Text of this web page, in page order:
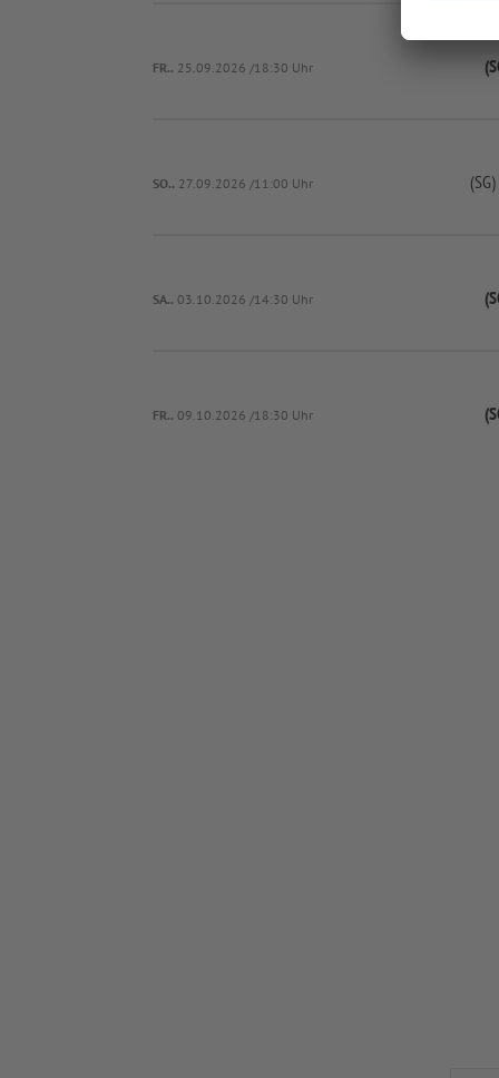
FR.. 25.09.2026 /18:30 Uhr
SO.. 27.09.2026 /11:00 Uhr
SA.. 03.10.2026 /14:30 Uhr
FR.. 09.10.2026 /18:30 Uhr